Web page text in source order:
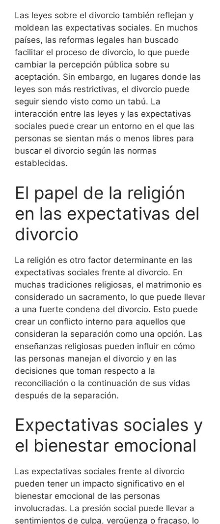
Las leyes sobre el divorcio también reflejan y
moldean las expectativas sociales. En muchos
países, las reformas legales han buscado
facilitar el proceso de divorcio, lo que puede
cambiar la percepción pública sobre su
aceptación. Sin embargo, en lugares donde las
leyes son más restrictivas, el divorcio puede
seguir siendo visto como un tabú. La
interacción entre las leyes y las expectativas
sociales puede crear un entorno en el que las
personas se sientan más o menos libres para
buscar el divorcio según las normas
establecidas.
El papel de la religión
en las expectativas del
divorcio
La religión es otro factor determinante en las
expectativas sociales frente al divorcio. En
muchas tradiciones religiosas, el matrimonio es
considerado un sacramento, lo que puede llevar
a una fuerte condena del divorcio. Esto puede
crear un conflicto interno para aquellos que
consideran la separación como una opción. Las
enseñanzas religiosas pueden influir en cómo
las personas manejan el divorcio y en las
decisiones que toman respecto a la
reconciliación o la continuación de sus vidas
después de la separación.
Expectativas sociales y
el bienestar emocional
Las expectativas sociales frente al divorcio
pueden tener un impacto significativo en el
bienestar emocional de las personas
involucradas. La presión social puede llevar a
sentimientos de culpa, vergüenza o fracaso, lo